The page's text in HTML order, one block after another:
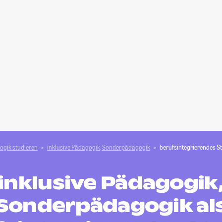
studieren inklusive Pädagogik, Sonderpädagogik berufsintegrierendes